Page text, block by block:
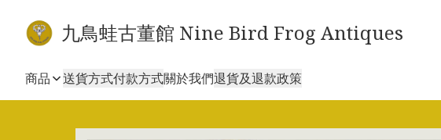
九鳥蛙古董館 Nine Bird Frog Antiques
商品 送貨方式付款方式關於我們退貨及退款政策